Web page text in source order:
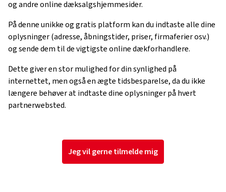
og andre online dæksalgshjemmesider.
På denne unikke og gratis platform kan du indtaste alle dine
oplysninger (adresse, åbningstider, priser, firmaferier osv.)
og sende dem til de vigtigste online dækforhandlere.
Dette giver en stor mulighed for din synlighed på
internettet, men også en ægte tidsbesparelse, da du ikke
længere behøver at indtaste dine oplysninger på hvert
partnerwebsted.
Jeg vil gerne tilmelde mig